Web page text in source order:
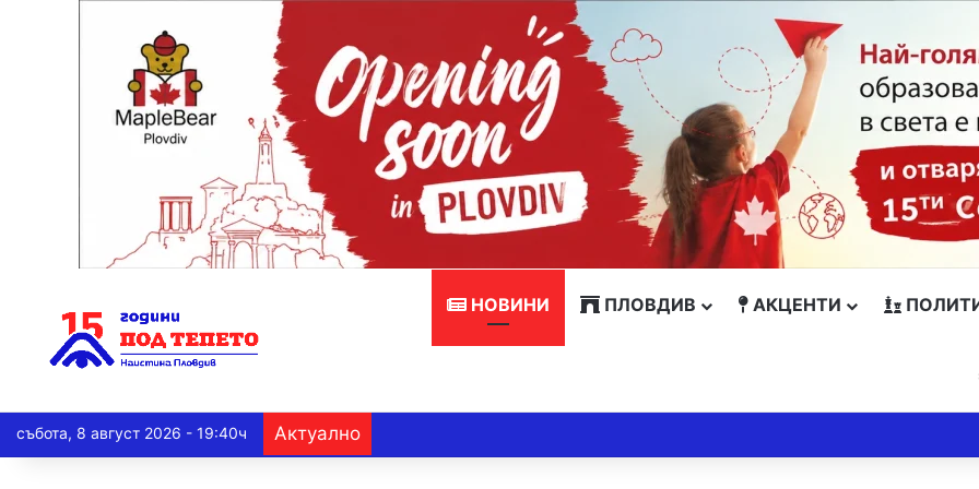
НОВИНИ ПЛОВДИВ АКЦЕНТИ
събота, 8 август 2026 - 19:40ч Актуално